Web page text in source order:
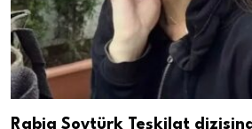
Rabia Soytürk Teşkilat